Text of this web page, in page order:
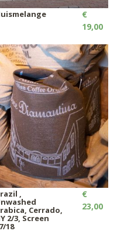
€
19,00
,
Cerrado,
2/3, Screen
18
€
23,00